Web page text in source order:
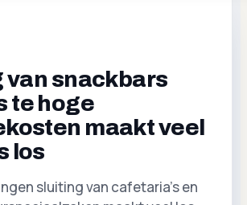
van snackbars
te hoge
maakt veel
los
sluiting van cafetaria's en